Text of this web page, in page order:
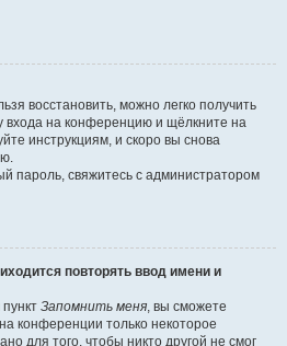
восстановить, можно легко получить
входа на конференцию и щёлкните на
инструкциям, и скоро вы снова
пароль, свяжитесь с администратором
повторять ввод имени и
Запомнить меня, вы сможете
конференции только некоторое
для того, чтобы никто другой не смог